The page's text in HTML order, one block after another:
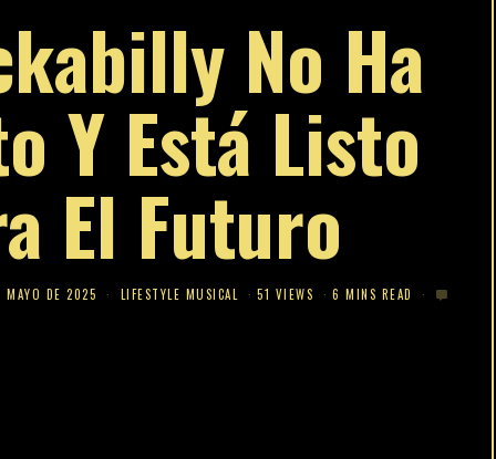
No Ha
Y Está Listo
El Futuro
MAYO DE 2025 LIFESTYLE MUSICAL 51 VIEWS 6 MINS READ